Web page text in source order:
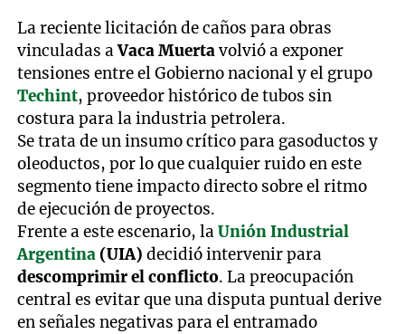
La reciente licitación de caños para obras
vinculadas aVaca Muertavolvió a exponer
tensiones entre el Gobierno nacional y el grupo
Techint, proveedor histórico de tubos sin
costura para la industria petrolera.
Se trata de un insumo crítico para gasoductos y
oleoductos, por lo que cualquier ruido en este
segmento tiene impacto directo sobre el ritmo
de ejecución de proyectos.
Frente a este escenario, laUnión Industrial
Argentina(UIA) decidió intervenir para
descomprimir el conflicto. La preocupación
central es evitar que una disputa puntual derive
en señales negativas para el entramado